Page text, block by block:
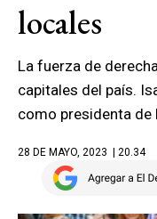
locales
La fuerza de
capitales del país.
como presidenta de
28 DE MAYO, 2023 | 20.34